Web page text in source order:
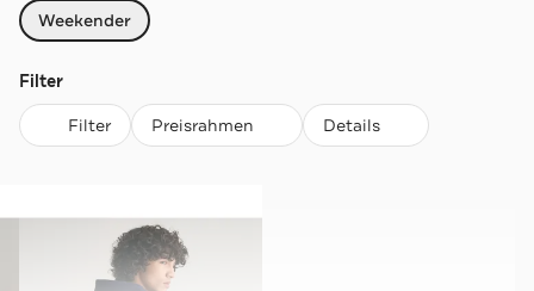
Weekender
Filter
Filter Preisrahmen Details